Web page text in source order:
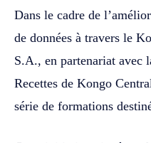
Dans le cadre de
de données à travers le
S.A., en partenariat avec
Recettes de Kongo
série de formations